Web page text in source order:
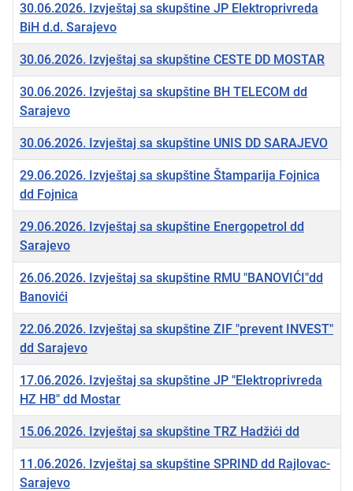
30.06.2026. Izvještaj sa skupštine JP Elektroprivreda
BiH d.d. Sarajevo
30.06.2026. Izvještaj sa skupštine CESTE DD MOSTAR
30.06.2026. Izvještaj sa skupštine BH TELECOM dd
Sarajevo
30.06.2026. Izvještaj sa skupštine UNIS DD SARAJEVO
29.06.2026. Izvještaj sa skupštine Štamparija Fojnica
dd Fojnica
29.06.2026. Izvještaj sa skupštine Energopetrol dd
Sarajevo
26.06.2026. Izvještaj sa skupštine RMU "BANOVIĆI"dd
Banovići
22.06.2026. Izvještaj sa skupštine ZIF "prevent INVEST"
dd Sarajevo
17.06.2026. Izvještaj sa skupštine JP "Elektroprivreda
HZ HB" dd Mostar
15.06.2026. Izvještaj sa skupštine TRZ Hadžići dd
11.06.2026. Izvještaj sa skupštine SPRIND dd Rajlovac-
Sarajevo